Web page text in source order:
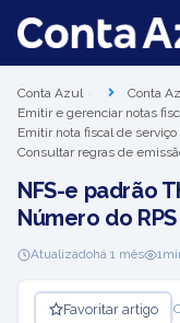
Conta Azul
Conta
Emitir e gerenciar notas
Emitir nota fiscal de serviço
Consultar regras de
NFS-e padrão
Número do
Atualizadohá 1 mês 1
Favoritar artigo